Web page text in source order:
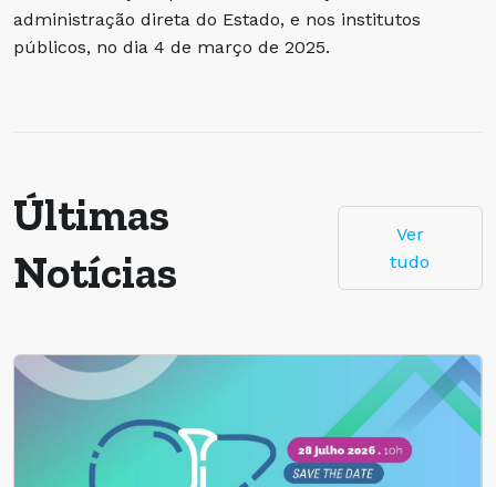
administração direta do Estado, e nos institutos
públicos, no dia 4 de março de 2025.
Últimas
Notícias
Ver
tudo